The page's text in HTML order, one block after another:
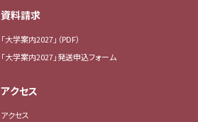
資料請求
「大学案内2027」（PDF）
「大学案内2027」発送申込フォーム
アクセス
アクセス